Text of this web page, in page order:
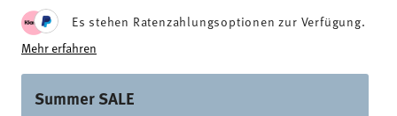
Es stehen Ratenzahlungsoptionen zur Verfügung.
Mehr erfahren
Summer SALE